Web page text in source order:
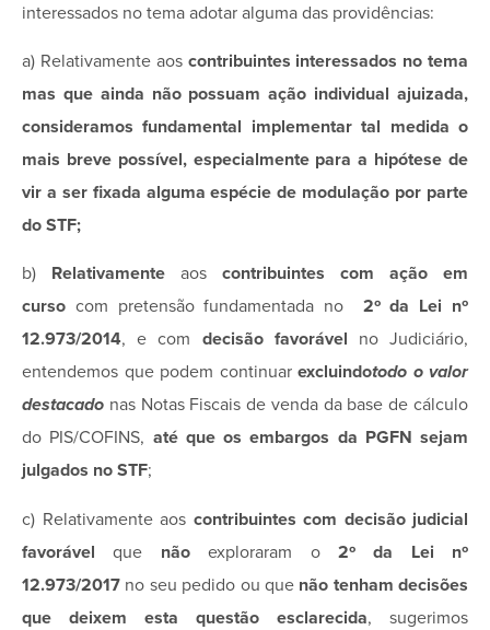
interessados no tema adotar alguma das providências:
a) Relativamente aos contribuintes interessados no tema
mas que ainda não possuam ação individual ajuizada,
consideramos fundamental implementar tal medida o
mais breve possível, especialmente para a hipótese de
vir a ser fixada alguma espécie de modulação por parte
do STF;
b) Relativamente aos contribuintes com ação em
curso com pretensão fundamentada no 2º da Lei nº
12.973/2014, e com decisão favorável no Judiciário,
entendemos que podem continuar excluindotodo o valor
destacado nas Notas Fiscais de venda da base de cálculo
do PIS/COFINS, até que os embargos da PGFN sejam
julgados no STF;
c) Relativamente aos contribuintes com decisão judicial
favorável que nãoexploraram o 2º da Lei nº
12.973/2017 no seu pedido ou que não tenham decisões
que deixem esta questão esclarecida, sugerimos